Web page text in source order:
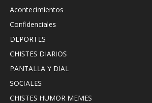
Acontecimientos
Confidenciales
DEPORTES
CHISTES DIARIOS
PANTALLA Y DIAL
SOCIALES
CHISTES HUMOR MEMES